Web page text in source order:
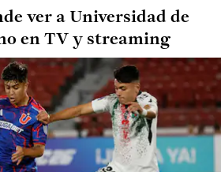
ver a Universidad de
en TV y streaming